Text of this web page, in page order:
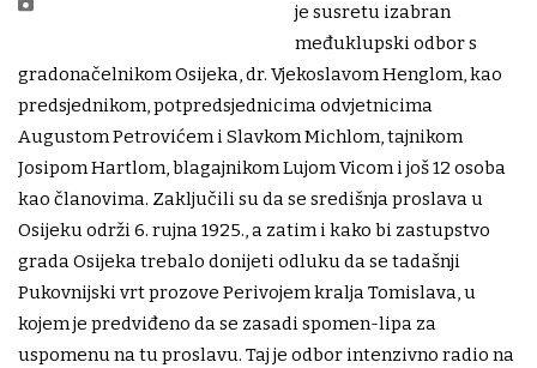
je susretu izabran
međuklupski odbor s
gradonačelnikom Osijeka, dr. Vjekoslavom Henglom, kao
predsjednikom, potpredsjednicima odvjetnicima
Augustom Petrovićem i Slavkom Michlom, tajnikom
Josipom Hartlom, blagajnikom Lujom Vicom i još 12 osoba
kao članovima. Zaključili su da se središnja proslava u
Osijeku održi 6. rujna 1925., a zatim i kako bi zastupstvo
grada Osijeka trebalo donijeti odluku da se tadašnji
Pukovnijski vrt prozove Perivojem kralja Tomislava, u
kojem je predviđeno da se zasadi spomen-lipa za
uspomenu na tu proslavu. Taj je odbor intenzivno radio na